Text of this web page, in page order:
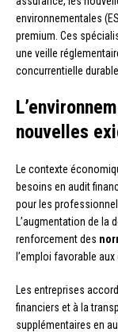
environnementales
premium. Ces
une veille
concurrentielle durable.
nouvelles
Le contexte
besoins en audit
pour les
L’augmentation de la
renforcement des
l’emploi favorable
Les entreprises
financiers et à la
supplémentaires en